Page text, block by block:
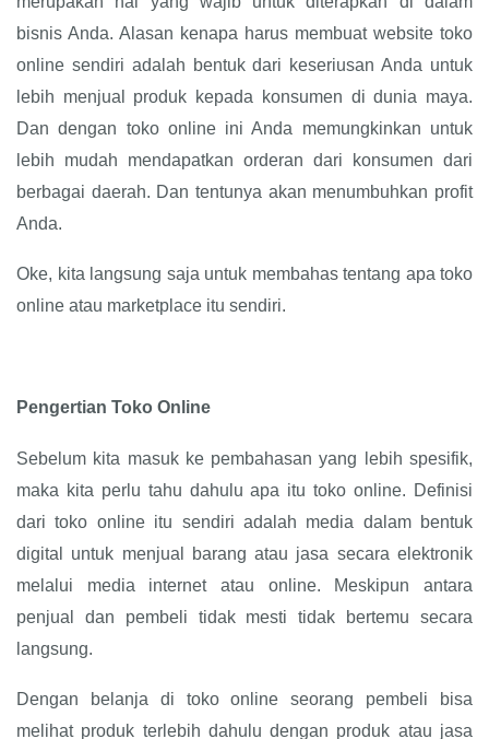
bisnis Anda. Alasan kenapa harus membuat website toko
online sendiri adalah bentuk dari keseriusan Anda untuk
lebih menjual produk kepada konsumen di dunia maya.
Dan dengan toko online ini Anda memungkinkan untuk
lebih mudah mendapatkan orderan dari konsumen dari
berbagai daerah. Dan tentunya akan menumbuhkan profit
Anda.
Oke, kita langsung saja untuk membahas tentang apa toko
online atau marketplace itu sendiri.
Pengertian Toko Online
Sebelum kita masuk ke pembahasan yang lebih spesifik,
maka kita perlu tahu dahulu apa itu toko online. Definisi
dari toko online itu sendiri adalah media dalam bentuk
digital untuk menjual barang atau jasa secara elektronik
melalui media internet atau online. Meskipun antara
penjual dan pembeli tidak mesti tidak bertemu secara
langsung.
Dengan belanja di toko online seorang pembeli bisa
melihat produk terlebih dahulu dengan produk atau jasa